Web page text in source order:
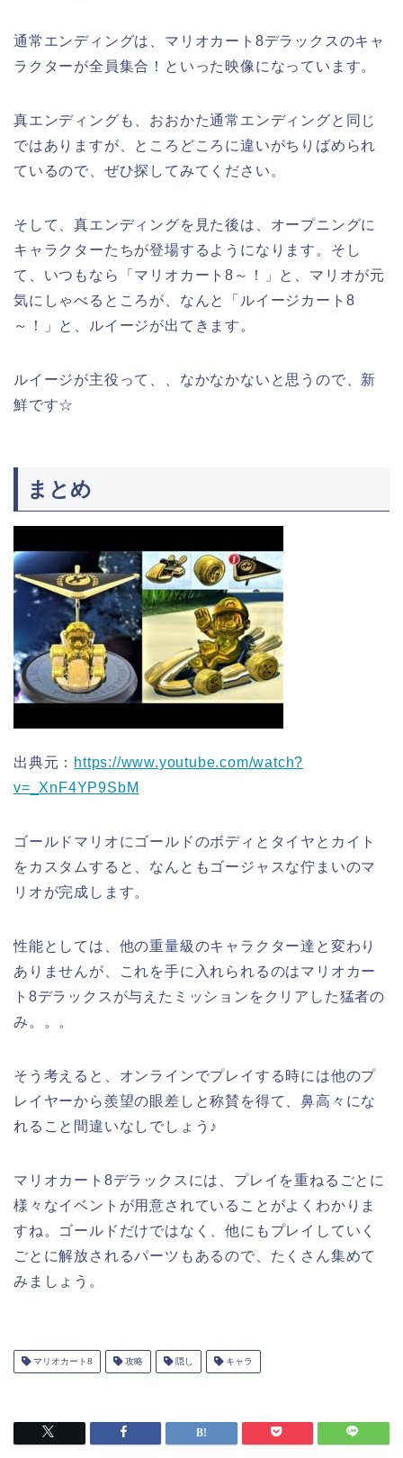
通常エンディングは、マリオカート8デラックスのキャ
ラクターが全員集合！といった映像になっています。
真エンディングも、おおかた通常エンディングと同じ
ではありますが、ところどころに違いがちりばめられ
ているので、ぜひ探してみてください。
そして、真エンディングを見た後は、オープニングに
キャラクターたちが登場するようになります。そし
て、いつもなら「マリオカート8～！」と、マリオが元
気にしゃべるところが、なんと「ルイージカート8
～！」と、ルイージが出てきます。
ルイージが主役って、、なかなかないと思うので、新
鮮です☆
まとめ
出典元： https://www.youtube.com/watch?
v=_XnF4YP9SbM
ゴールドマリオにゴールドのボディとタイヤとカイト
をカスタムすると、なんともゴージャスな佇まいのマ
リオが完成します。
性能としては、他の重量級のキャラクター達と変わり
ありませんが、これを手に入れられるのはマリオカー
ト8デラックスが与えたミッションをクリアした猛者の
み。。。
そう考えると、オンラインでプレイする時には他のプ
レイヤーから羨望の眼差しと称賛を得て、鼻高々にな
れること間違いなしでしょう♪
マリオカート8デラックスには、プレイを重ねるごとに
様々なイベントが用意されていることがよくわかりま
すね。ゴールドだけではなく、他にもプレイしていく
ごとに解放されるパーツもあるので、たくさん集めて
みましょう。
マリオカート8 攻略 隠し キャラ